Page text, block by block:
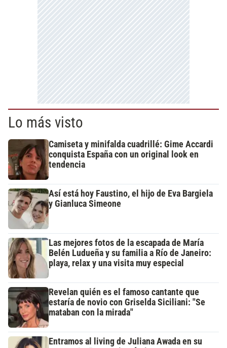
Lo más visto
Camiseta y minifalda cuadrillé: Gime Accardi
conquista España con un original look en
tendencia
Así está hoy Faustino, el hijo de Eva Bargiela
y Gianluca Simeone
Las mejores fotos de la escapada de María
Belén Ludueña y su familia a Río de Janeiro:
playa, relax y una visita muy especial
Revelan quién es el famoso cantante que
estaría de novio con Griselda Siciliani: "Se
mataban con la mirada"
Entramos al living de Juliana Awada en su